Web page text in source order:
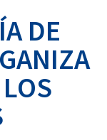
DE